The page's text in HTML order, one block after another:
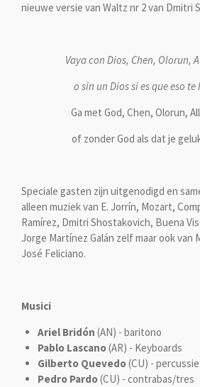
nieuwe versie van Waltz nr 2 van Dmitri
Vaya con Dios, Chen, Olorun,
o sin un Dios si es que eso te
Ga met God, Chen, Olorun,
of zonder God als dat je
Speciale gasten zijn uitgenodigd en
alleen muziek van E. Jorrín, Mozart,
Ramírez, Dmitri Shostakovich, Buena
Jorge Martínez Galán zelf maar ook van
José Feliciano.
Musici
Ariel Bridón (AN) - baritono
Pablo Lascano(AR) - Keyboards
Gilberto Quevedo(CU) - percussie
Pedro Pardo(CU) - contrabas/tres